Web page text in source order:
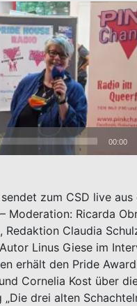
00:00
zum CSD live aus
Moderation: Ricarda
Redaktion Claudia
Linus Giese im
erhält den Pride
Cornelia Kost über
drei alten